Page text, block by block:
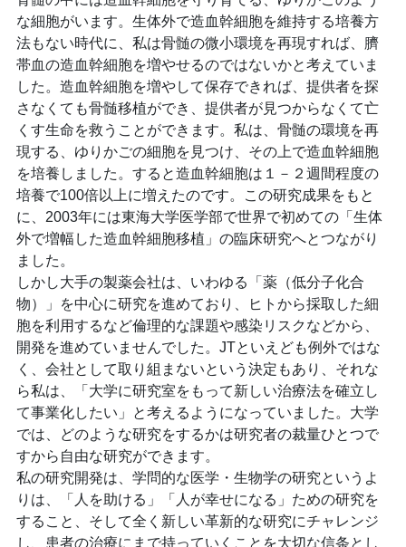
な細胞がいます。生体外で造血幹細胞を維持する培養方
法もない時代に、私は骨髄の微小環境を再現すれば、臍
帯血の造血幹細胞を増やせるのではないかと考えていま
した。造血幹細胞を増やして保存できれば、提供者を探
さなくても骨髄移植ができ、提供者が見つからなくて亡
くす生命を救うことができます。私は、骨髄の環境を再
現する、ゆりかごの細胞を見つけ、その上で造血幹細胞
を培養しました。すると造血幹細胞は１－２週間程度の
培養で100倍以上に増えたのです。この研究成果をもと
に、2003年には東海大学医学部で世界で初めての「生体
外で増幅した造血幹細胞移植」の臨床研究へとつながり
ました。
しかし大手の製薬会社は、いわゆる「薬（低分子化合
物）」を中心に研究を進めており、ヒトから採取した細
胞を利用するなど倫理的な課題や感染リスクなどから、
開発を進めていませんでした。JTといえども例外ではな
く、会社として取り組まないという決定もあり、それな
ら私は、「大学に研究室をもって新しい治療法を確立し
て事業化したい」と考えるようになっていました。大学
では、どのような研究をするかは研究者の裁量ひとつで
すから自由な研究ができます。
私の研究開発は、学問的な医学・生物学の研究というよ
りは、「人を助ける」「人が幸せになる」ための研究を
すること、そして全く新しい革新的な研究にチャレンジ
し、患者の治療にまで持っていくことを大切な信条とし